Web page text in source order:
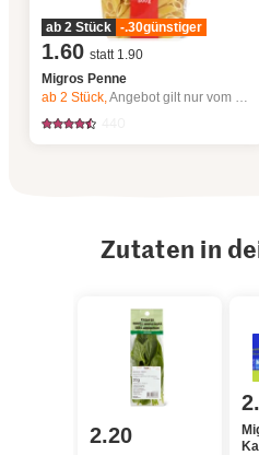
ab 2 Stück -.30günstiger
1.60 statt 1.90
Migros Penne
ab 2Stück,Angebot gilt nur vom 6.8. bis 12.8.2026, solange Vorrat.
Zutaten in
2.20